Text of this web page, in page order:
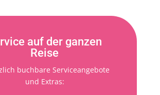
auf der ganzen
Reise
buchbare Serviceangebote
und Extras: